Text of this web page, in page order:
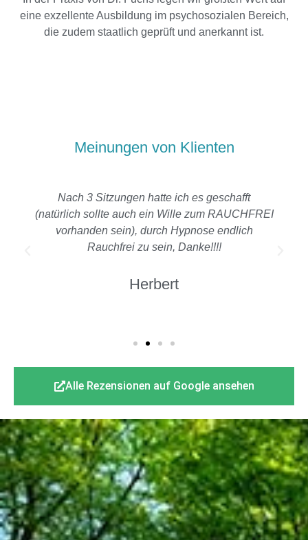
eine exzellente Ausbildung im psychosozialen Bereich,
die zudem staatlich geprüft und anerkannt ist.
Meinungen von Klienten
Nach 3 Sitzungen hatte ich es geschafft
(natürlich sollte auch ein Wille zum RAUCHFREI
vorhanden sein), durch Hypnose endlich
Rauchfrei zu sein, Danke!!!!
Herbert
Alle Rezensionen auf Google ansehen